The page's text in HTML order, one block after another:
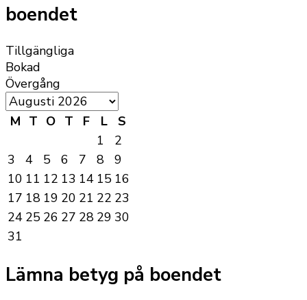
boendet
Tillgängliga
Bokad
Övergång
M T O T F L
S
1
2
3
4 5 6 7 8
9
10 11 12 13 14 15 16
17 18 19 20 21 22 23
24 25 26 27 28 29 30
31
Lämna betyg på boendet